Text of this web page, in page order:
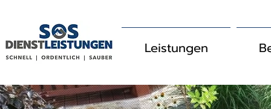
Leistungen